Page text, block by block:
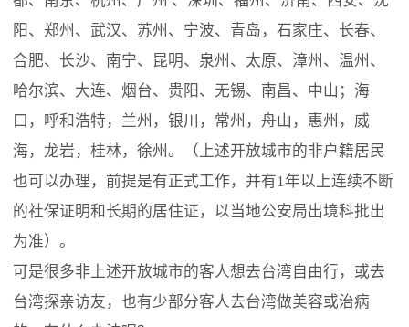
阳、郑州、武汉、苏州、宁波、青岛，石家庄、长春、
合肥、长沙、南宁、昆明、泉州、太原、漳州、温州、
哈尔滨、大连、烟台、贵阳、无锡、南昌、中山；海
口，呼和浩特，兰州，银川，常州，舟山，惠州，威
海，龙岩，桂林，徐州。（上述开放城市的非户籍居民
也可以办理，前提是有正式工作，并有1年以上连续不断
的社保证明和长期的居住证，以当地公安局出境科批出
为准）。
可是很多非上述开放城市的客人想去台湾自由行，或去
台湾探亲访友，也有少部分客人去台湾做美容或治病